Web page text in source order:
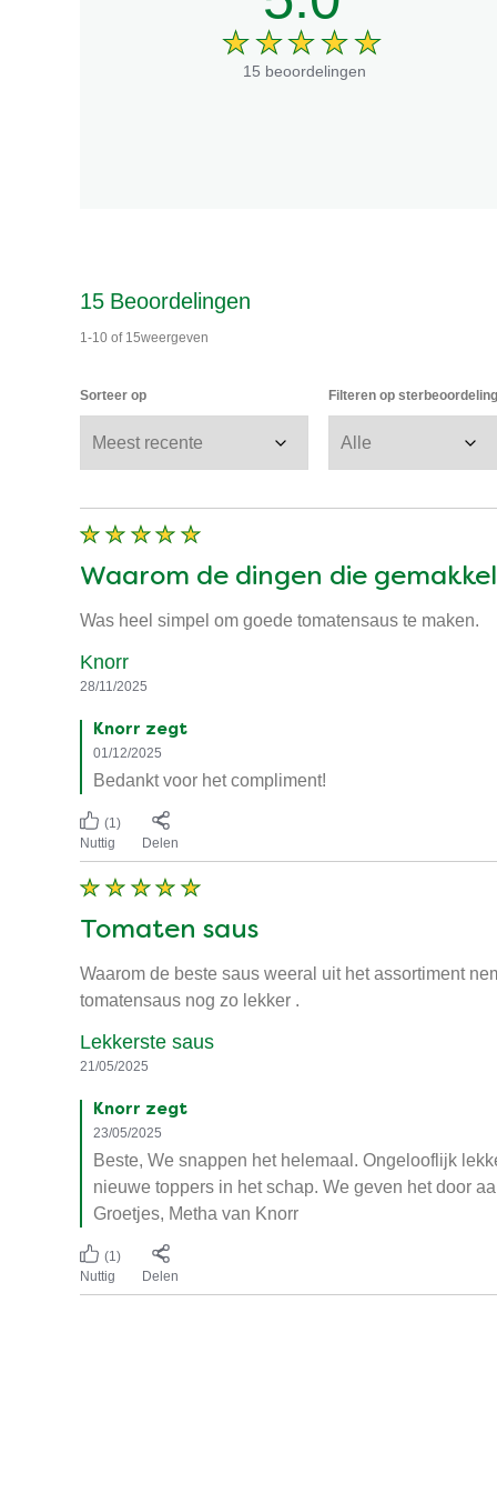
15 beoordelingen
15 Beoordelingen
1-10 of 15weergeven
Sorteer op Filteren op sterbeoordeling
Waarom de dingen die
Was heel simpel om goede tomatensaus te maken.
Knorr
28/11/2025
Knorr zegt
01/12/2025
Bedankt voor het compliment!
(1)
Nuttig
Delen
Tomaten saus
Waarom de beste saus weeral uit het assortiment
tomatensaus nog zo lekker .
Lekkerste saus
21/05/2025
Knorr zegt
23/05/2025
Beste, We snappen het helemaal. Ongelooflijk
nieuwe toppers in het schap. We geven het door
Groetjes, Metha van Knorr
(1)
Nuttig
Delen